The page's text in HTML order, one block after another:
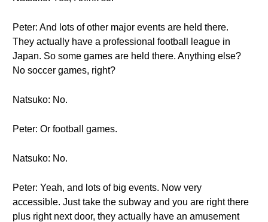
Peter: And lots of other major events are held there.
They actually have a professional football league in
Japan. So some games are held there. Anything else?
No soccer games, right?
Natsuko: No.
Peter: Or football games.
Natsuko: No.
Peter: Yeah, and lots of big events. Now very
accessible. Just take the subway and you are right there
plus right next door, they actually have an amusement